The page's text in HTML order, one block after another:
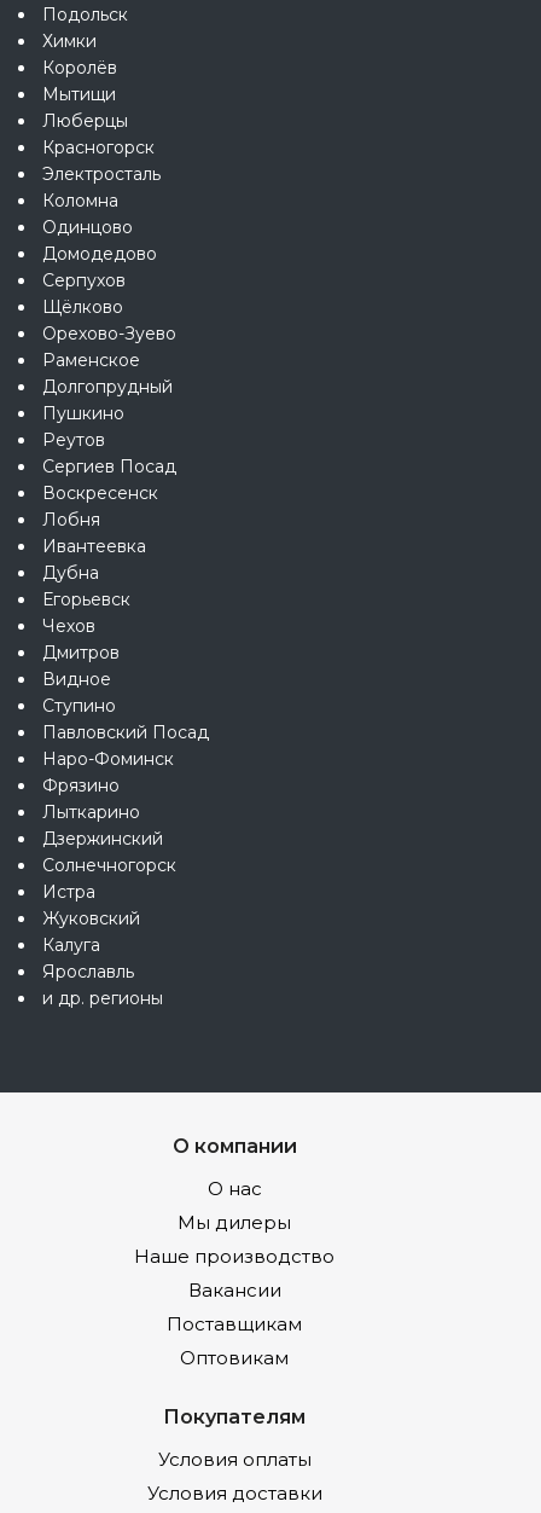
Подольск
Химки
Королёв
Мытищи
Люберцы
Красногорск
Электросталь
Коломна
Одинцово
Домодедово
Серпухов
Щёлково
Орехово-Зуево
Раменское
Долгопрудный
Пушкино
Реутов
Сергиев Посад
Воскресенск
Лобня
Ивантеевка
Дубна
Егорьевск
Чехов
Дмитров
Видное
Ступино
Павловский Посад
Наро-Фоминск
Фрязино
Лыткарино
Дзержинский
Солнечногорск
Истра
Жуковский
Калуга
Ярославль
и др. регионы
О компании
О нас
Мы дилеры
Наше производство
Вакансии
Поставщикам
Оптовикам
Покупателям
Условия оплаты
Условия доставки